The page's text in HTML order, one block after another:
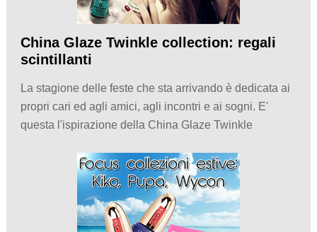
China Glaze Twinkle collection: regali
scintillanti
La stagione delle feste che sta arrivando è dedicata ai
propri cari ed agli amici, agli incontri e ai sogni. E'
questa l'ispirazione della China Glaze Twinkle